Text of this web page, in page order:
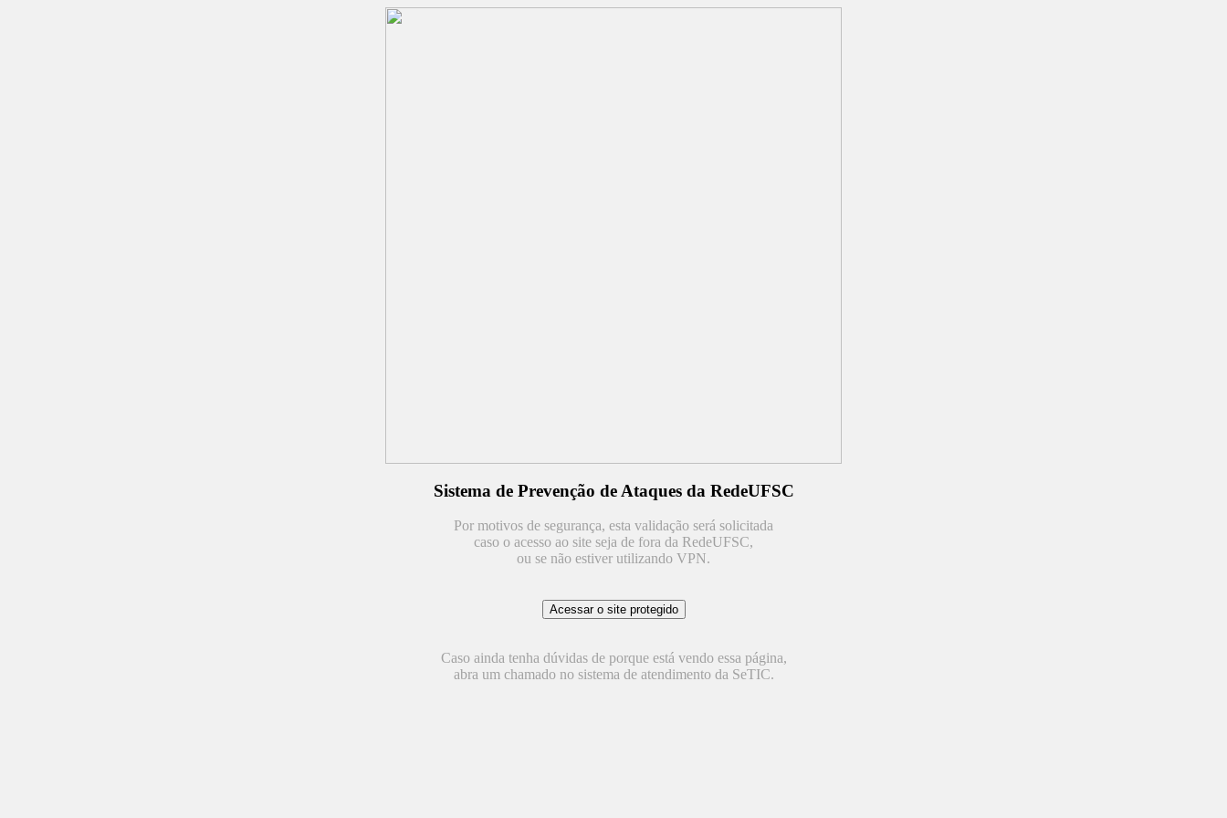
Sistema de Prevenção de Ataques da RedeUFSC
Por motivos de segurança, esta validação será solicitada
caso o acesso ao site seja de fora da RedeUFSC,
ou se não estiver utilizando VPN.
Caso ainda tenha dúvidas de porque está vendo essa página,
abra um chamado no sistema de atendimento da SeTIC.